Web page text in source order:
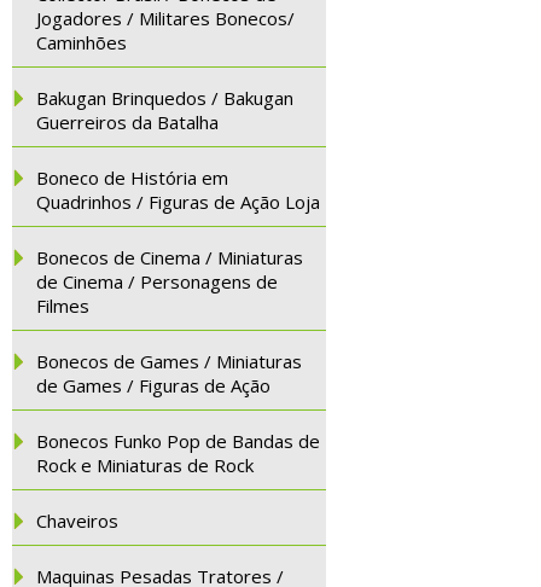
Jogadores / Militares Bonecos/
Caminhões
Bakugan Brinquedos / Bakugan
Guerreiros da Batalha
Boneco de História em
Quadrinhos / Figuras de Ação Loja
Bonecos de Cinema / Miniaturas
de Cinema / Personagens de
Filmes
Bonecos de Games / Miniaturas
de Games / Figuras de Ação
Bonecos Funko Pop de Bandas de
Rock e Miniaturas de Rock
Chaveiros
Maquinas Pesadas Tratores /